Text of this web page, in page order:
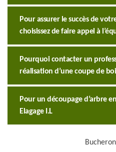
Pour assurer le succès de
choisissez de faire appel à
Pourquoi contacter un
réalisation d’une coupe de
Pour un découpage d’arbre
Elagage I.L